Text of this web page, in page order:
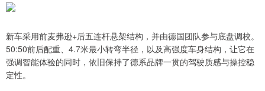
新车采用前麦弗逊+后五连杆悬架结构，并由德国团队参与底盘调校。
50:50前后配重、4.7米最小转弯半径，以及高强度车身结构，让它在
强调智能体验的同时，依旧保持了德系品牌一贯的驾驶质感与操控稳
定性。